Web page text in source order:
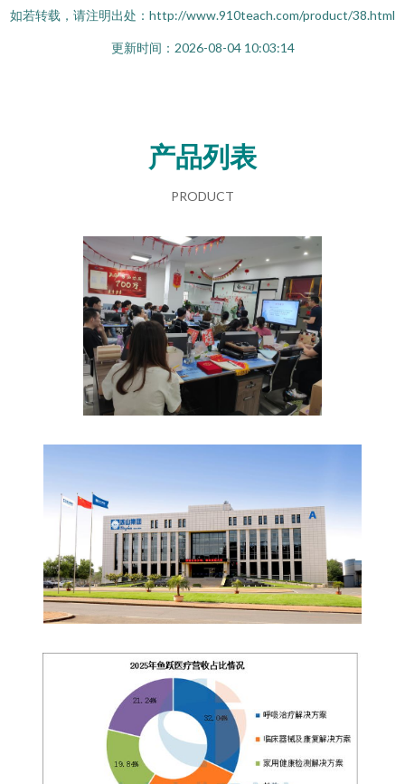
如若转载，请注明出处：http://www.910teach.com/product/38.html
更新时间：2026-08-04 10:03:14
产品列表
PRODUCT